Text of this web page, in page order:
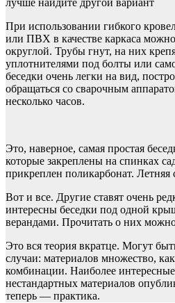
лучше найдите другой вариант
При использовании гибкого
или ПВХ в качестве каркаса
округлой. Трубы гнут, на них
уплотнителями под болты или
беседки очень легки на вид,
обращаться со сварочным
несколько часов.
Это, наверное, самая простая
которые закреплены на спинках
прикреплен поликарбонат. Летняя
Вот и все. Другие ставят очень
интересны беседки под одной
верандами. Прочитать о них
Это вся теория вкратце. Могут
случаи: материалов множество,
комбинации. Наиболее
нестандартных материалов
теперь — практика.